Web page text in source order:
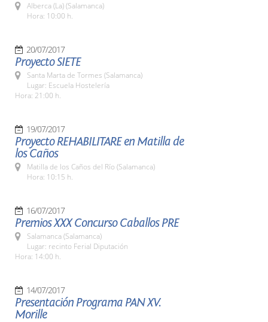
Alberca (La) (Salamanca)
Hora: 10:00 h.
20/07/2017
Proyecto SIETE
Santa Marta de Tormes (Salamanca)
Lugar: Escuela Hostelería
Hora: 21:00 h.
19/07/2017
Proyecto REHABILITARE en Matilla de
los Caños
Matilla de los Caños del Río (Salamanca)
Hora: 10:15 h.
16/07/2017
Premios XXX Concurso Caballos PRE
Salamanca (Salamanca)
Lugar: recinto Ferial Diputación
Hora: 14:00 h.
14/07/2017
Presentación Programa PAN XV.
Morille